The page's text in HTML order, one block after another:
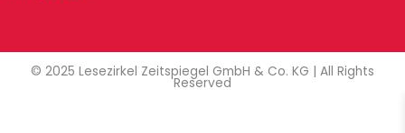
© 2025 Lesezirkel Zeitspiegel GmbH & Co. KG | All Rights
Reserved